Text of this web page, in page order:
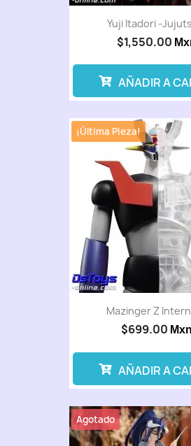
Yuji Itadori -
$1,550.00
AÑADIR A
Mazinger Z
$699.00 Mxn
¡Última Pieza!
AÑADIR A
Agotado